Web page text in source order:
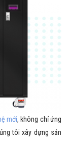
mới, không chỉ ứng
tôi xây dựng sản